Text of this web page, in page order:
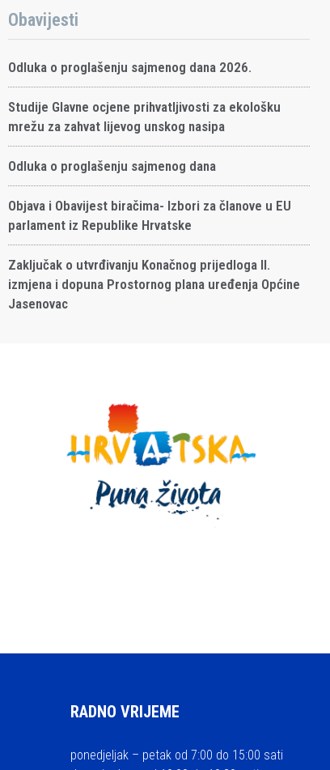
Obavijesti
Odluka o proglašenju sajmenog dana 2026.
Studije Glavne ocjene prihvatljivosti za ekološku
mrežu za zahvat lijevog unskog nasipa
Odluka o proglašenju sajmenog dana
Objava i Obavijest biračima- Izbori za članove u EU
parlament iz Republike Hrvatske
Zaključak o utvrđivanju Konačnog prijedloga II.
izmjena i dopuna Prostornog plana uređenja Općine
Jasenovac
RADNO VRIJEME
ponedjeljak – petak od 7:00 do 15:00 sati